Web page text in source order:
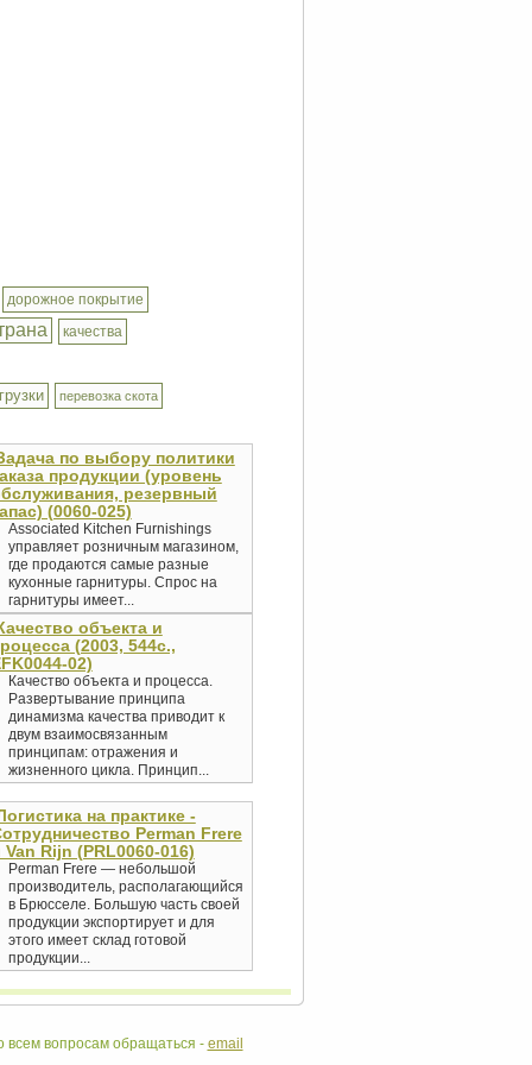
дорожное покрытие
качества
перевозка скота
по выбору политики
продукции (уровень
резервный
(0060-025)
Associated Kitchen Furnishings
управляет розничным магазином,
где продаются самые разные
кухонные гарнитуры. Спрос на
гарнитуры имеет...
объекта и
(2003, 544c.,
02)
Качество объекта и процесса.
Развертывание принципа
динамизма качества приводит к
двум взаимосвязанным
принципам: отражения и
жизненного цикла. Принцип...
на практике -
Perman Frere
Van Rijn (PRL0060-016)
Perman Frere — небольшой
производитель, располагающийся
в Брюсселе. Большую часть своей
продукции экспортирует и для
этого имеет склад готовой
продукции...
вопросам обращаться - email